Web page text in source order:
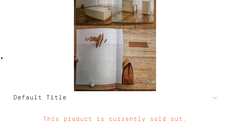
This product is currently sold out.